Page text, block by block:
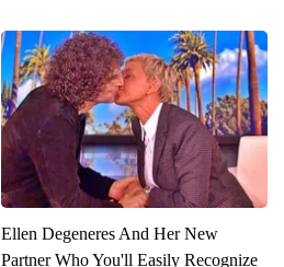
Ellen Degeneres And Her New
Partner Who You'll Easily Recognize